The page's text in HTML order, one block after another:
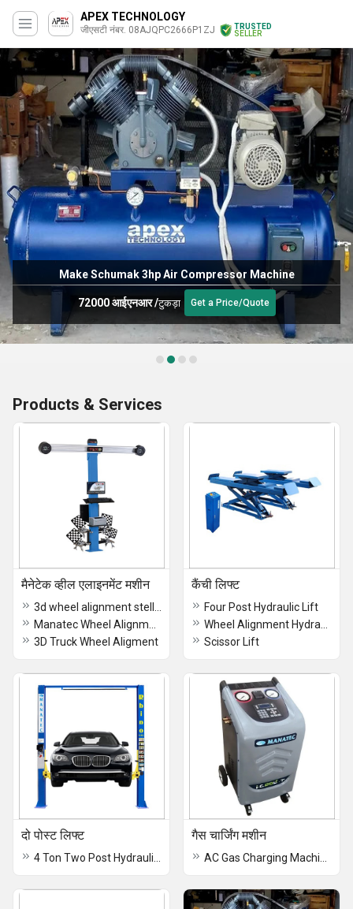
APEX TECHNOLOGY
जीएसटी नंबर. 08AJQPC2666P1ZJ
TRUSTED
SELLER
Make Schumak 3hp Air Compressor Machine
72000 आईएनआर/टुकड़ा Get a Price/Quote
Products & Services
मैनेटेक व्हील एलाइनमेंट मशीन
3D Truck Wheel Aligment
कैंची लिफ्ट
Four Post Hydraulic Lift
Scissor Lift
दो पोस्ट लिफ्ट गैस चार्जिंग मशीन